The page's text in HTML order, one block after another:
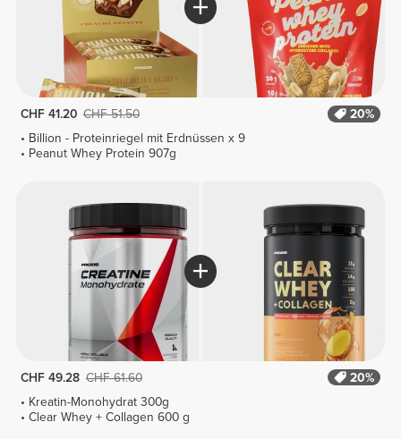
CHF 41.20 CHF 51.50
20%
Billion - Proteinriegel mit Erdnüssen x 9
Peanut Whey Protein 907g
CHF 49.28 CHF 61.60
20%
Kreatin-Monohydrat 300g
Clear Whey + Collagen 600 g